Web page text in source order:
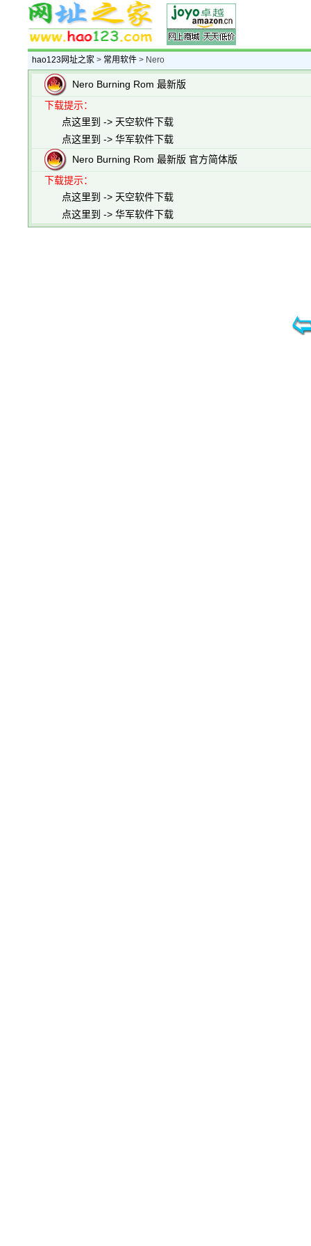
hao123网址之家 > 常用软件 > Nero
Nero Burning Rom 最新版
下载提示：
点这里到 -> 天空软件下载
点这里到 -> 华军软件下载
Nero Burning Rom 最新版 官方简体版
下载提示：
点这里到 -> 天空软件下载
点这里到 -> 华军软件下载